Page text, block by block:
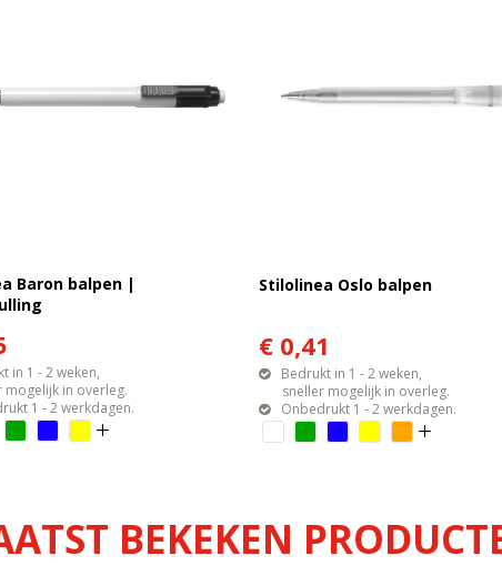
Baron balpen |
in 1 - 2 weken,
in overleg.
1 - 2 werkdagen.
Stilolinea Oslo balpen
€ 0,41
Bedrukt in 1 - 2 weken,
sneller mogelijk in overleg.
Onbedrukt 1 - 2 werkdagen.
BEKEKEN